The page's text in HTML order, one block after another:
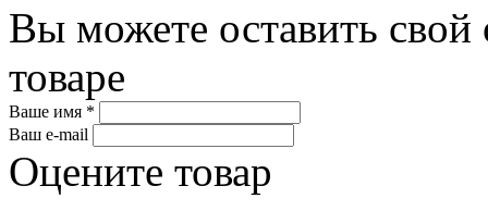
Вы можете оставить свой
товаре
Ваше имя *
Ваш e-mail
Оцените товар